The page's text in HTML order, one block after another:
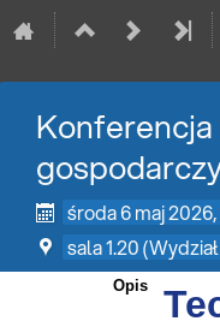
środa 6 maj
sala 1.20
Opis